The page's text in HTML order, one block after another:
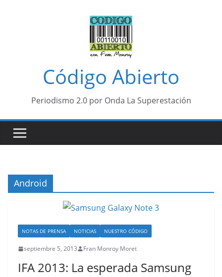
Código Abierto
Periodismo 2.0 por Onda La Superestación
Android
NOTAS DE PRENSA NOTICIAS NUESTRO CÓDIGO
septiembre 5, 2013 Fran Monroy Moret
IFA 2013: La esperada Samsung